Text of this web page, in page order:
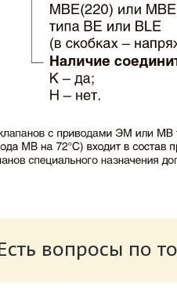
подключения приводов
вопросы по